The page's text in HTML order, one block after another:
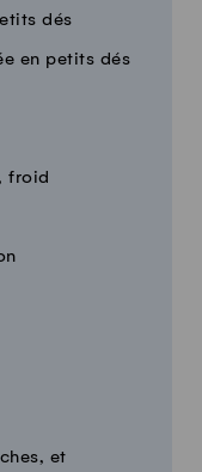
dés
en petits dés
froid
et